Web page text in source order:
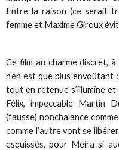
Entre la raison (ce serait
femme et Maxime Giroux
Ce film au charme discret, à
n’en est que plus
tout en retenue s’illumine
Félix, impeccable Martin
(fausse) nonchalance
comme l’autre vont se
esquissés, pour Meira si